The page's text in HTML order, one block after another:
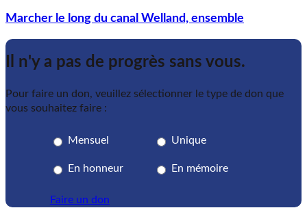
Marcher le long du canal Welland, ensemble
Il n'y a pas de progrès sans vous.
Pour faire un don, veuillez sélectionner le type de don que
vous souhaitez faire :
Mensuel Unique
En honneur En mémoire
Faire un don